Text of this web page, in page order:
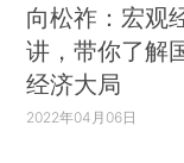
向松祚：宏观
讲，带你了解
经济大局
2022年04月06日